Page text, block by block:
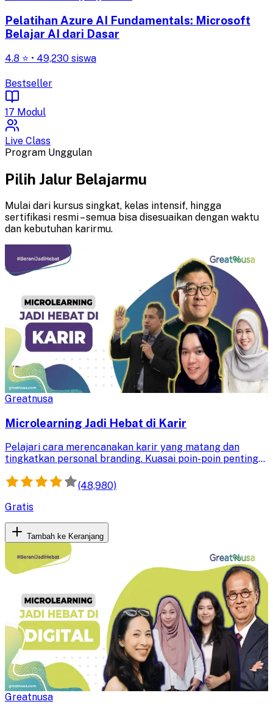
Pelatihan Azure AI Fundamentals: Microsoft
Belajar AI dari Dasar
4.8 ⭐ • 49,230 siswa
Bestseller
17 Modul
Live Class
Program Unggulan
Pilih Jalur Belajarmu
Mulai dari kursus singkat, kelas intensif, hingga
sertifikasi resmi – semua bisa disesuaikan dengan waktu
dan kebutuhan karirmu.
Greatnusa
Microlearning Jadi Hebat di Karir
Pelajari cara merencanakan karir yang matang dan
tingkatkan personal branding. Kuasai poin-poin penting
(48,980)
Gratis
Tambah ke Keranjang
Greatnusa